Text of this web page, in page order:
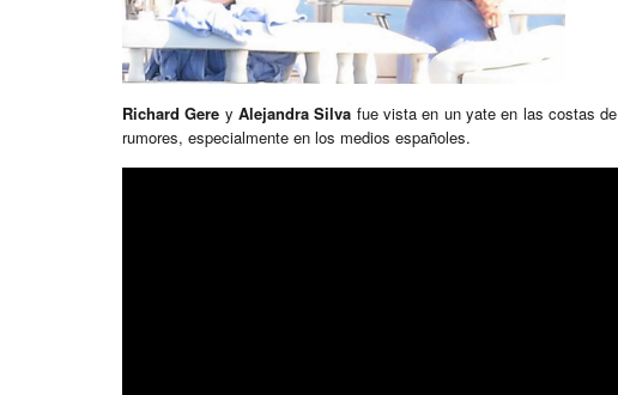
Richard Gere yAlejandra Silva fue vista en un yate en las costas de
rumores, especialmente en los medios españoles.